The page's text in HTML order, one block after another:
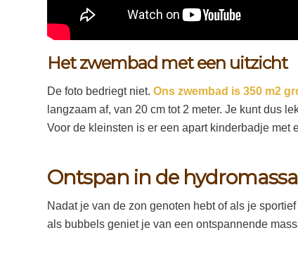
Het zwembad met een uitzicht
De foto bedriegt niet. Ons zwembad is 350 m2
langzaam af, van 20 cm tot 2 meter. Je kunt dus
Voor de kleinsten is er een apart kinderbadje met
Ontspan in de
Nadat je van de zon genoten hebt of als je
als bubbels geniet je van een ontspannende